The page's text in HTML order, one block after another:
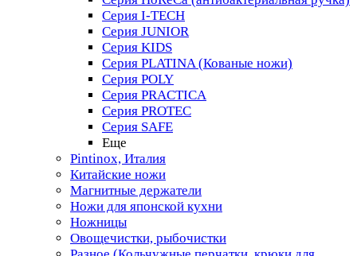
Серия I-TECH
Серия JUNIOR
Серия KIDS
Серия PLATINA (Кованые ножи)
Серия POLY
Серия PRACTICA
Серия PROTEC
Серия SAFE
Еще
Pintinox, Италия
Китайские ножи
Магнитные держатели
Ножи для японской кухни
Ножницы
Овощечистки, рыбочистки